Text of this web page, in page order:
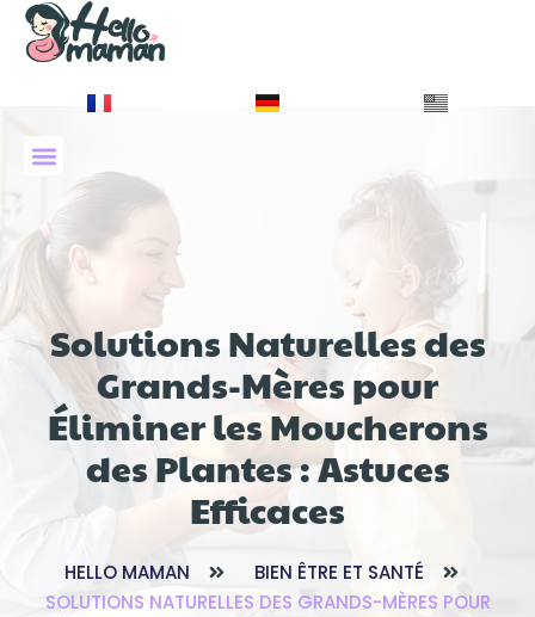
Solutions Naturelles des
Grands-Mères pour
Éliminer les Moucherons
des Plantes : Astuces
Efficaces
HELLO MAMAN
BIEN ÊTRE ET SANTÉ
SOLUTIONS NATURELLES DES GRANDS-MÈRES POUR